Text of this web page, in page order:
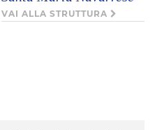
VAI ALLA STRUTTURA